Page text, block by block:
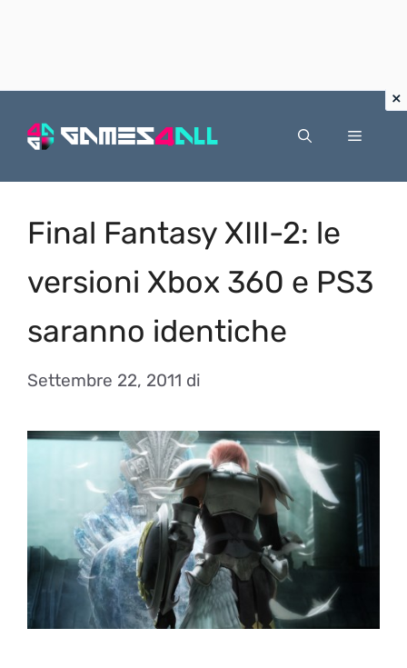
Menu
Final Fantasy XIII-2: le
versioni Xbox 360 e PS3
saranno identiche
Settembre 22, 2011 di